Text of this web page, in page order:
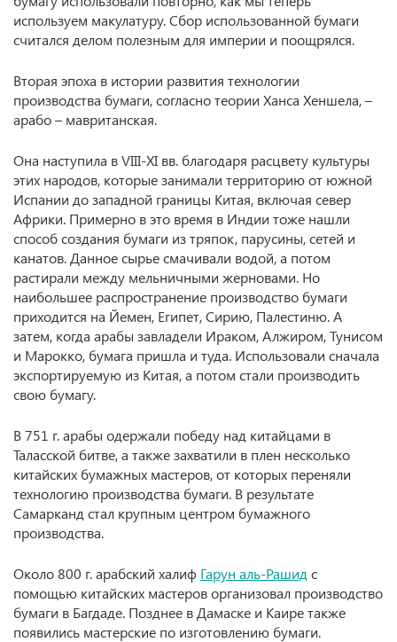
используем макулатуру. Сбор использованной бумаги
считался делом полезным для империи и поощрялся.
Вторая эпоха в истории развития технологии
производства бумаги, согласно теории Ханса Хеншела, –
арабо – мавританская.
Она наступила в VIII-XI вв. благодаря расцвету культуры
этих народов, которые занимали территорию от южной
Испании до западной границы Китая, включая север
Африки. Примерно в это время в Индии тоже нашли
способ создания бумаги из тряпок, парусины, сетей и
канатов. Данное сырье смачивали водой, а потом
растирали между мельничными жерновами. Но
наибольшее распространение производство бумаги
приходится на Йемен, Египет, Сирию, Палестиню. А
затем, когда арабы завладели Ираком, Алжиром, Тунисом
и Марокко, бумага пришла и туда. Использовали сначала
экспортируемую из Китая, а потом стали производить
свою бумагу.
В 751 г. арабы одержали победу над китайцами в
Таласской битве, а также захватили в плен несколько
китайских бумажных мастеров, от которых переняли
технологию производства бумаги. В результате
Самарканд стал крупным центром бумажного
производства.
Около 800 г. арабский халиф Гарун аль-Рашид с
помощью китайских мастеров организовал производство
бумаги в Багдаде. Позднее в Дамаске и Каире также
появились мастерские по изготовлению бумаги.